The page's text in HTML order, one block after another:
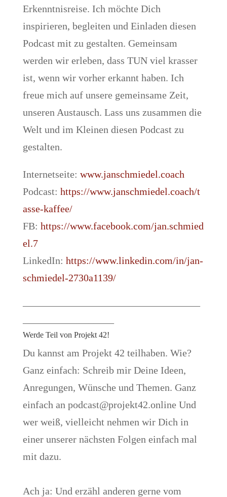
Erkenntnisreise. Ich möchte Dich
inspirieren, begleiten und Einladen diesen
Podcast mit zu gestalten. Gemeinsam
werden wir erleben, dass TUN viel krasser
ist, wenn wir vorher erkannt haben. Ich
freue mich auf unsere gemeinsame Zeit,
unseren Austausch. Lass uns zusammen die
Welt und im Kleinen diesen Podcast zu
gestalten.
Internetseite: www.janschmiedel.coach
Podcast: https://www.janschmiedel.coach/t
asse-kaffee/
FB: https://www.facebook.com/jan.schmied
el.7
LinkedIn: https://www.linkedin.com/in/jan-
schmiedel-2730a1139/
–––––––––––––––––––––––––––––––––––
––––––––––––––––––
Werde Teil von Projekt 42!
Du kannst am Projekt 42 teilhaben. Wie?
Ganz einfach: Schreib mir Deine Ideen,
Anregungen, Wünsche und Themen. Ganz
einfach an podcast@projekt42.online Und
wer weiß, vielleicht nehmen wir Dich in
einer unserer nächsten Folgen einfach mal
mit dazu.
Ach ja: Und erzähl anderen gerne vom